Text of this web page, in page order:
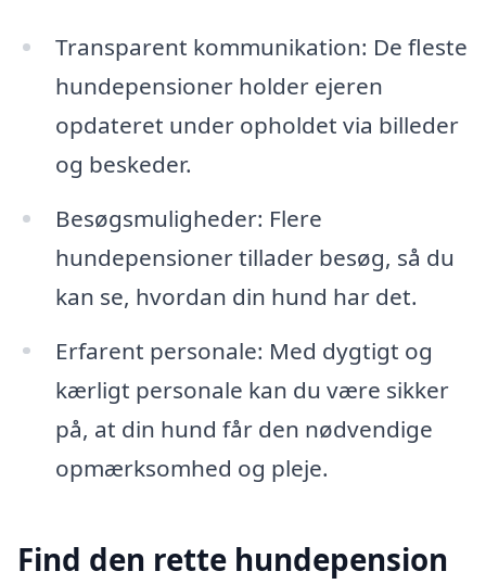
Transparent kommunikation: De fleste
hundepensioner holder ejeren
opdateret under opholdet via billeder
og beskeder.
Besøgsmuligheder: Flere
hundepensioner tillader besøg, så du
kan se, hvordan din hund har det.
Erfarent personale: Med dygtigt og
kærligt personale kan du være sikker
på, at din hund får den nødvendige
opmærksomhed og pleje.
Find den rette hundepension